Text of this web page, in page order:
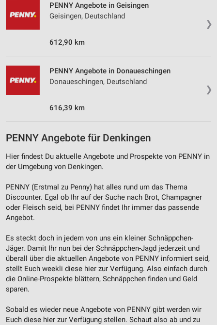
❯
PENNY Angebote in Geisingen
Geisingen, Deutschland
612,90 km
❯
PENNY Angebote in Donaueschingen
Donaueschingen, Deutschland
616,39 km
PENNY Angebote für Denkingen
Hier findest Du aktuelle Angebote und Prospekte von PENNY in
der Umgebung von Denkingen.
PENNY (Erstmal zu Penny) hat alles rund um das Thema
Discounter. Egal ob Ihr auf der Suche nach Brot, Champagner
oder Fleisch seid, bei PENNY findet Ihr immer das passende
Angebot.
Es steckt doch in jedem von uns ein kleiner Schnäppchen-
Jäger. Damit Ihr nun bei der Schnäppchen-Jagd jederzeit und
überall über die aktuellen Angebote von PENNY informiert seid,
stellt Euch weekli diese hier zur Verfügung. Also einfach durch
die Online-Prospekte blättern, Schnäppchen finden und Geld
sparen.
Sobald es wieder neue Angebote von PENNY gibt werden wir
Euch diese hier zur Verfügung stellen. Schaut also ab und zu
Geräte anhand von aktiv angeforderten
Informationen identifizieren
Nicht-IAB-Verarbeitungszwecke:
Performance